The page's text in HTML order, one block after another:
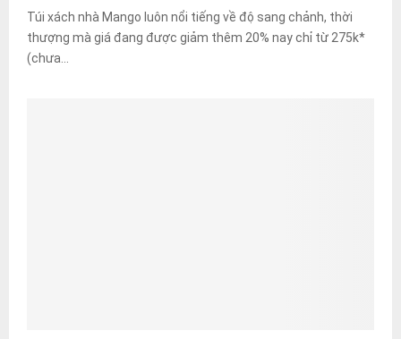
Túi xách nhà Mango luôn nổi tiếng về độ sang chảnh, thời
thượng mà giá đang được giảm thêm 20% nay chỉ từ 275k*
(chưa...